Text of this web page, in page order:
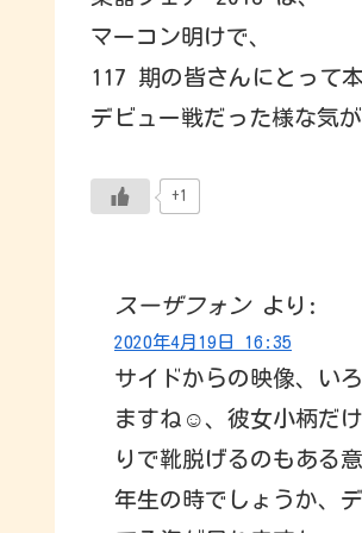
マーコン明けで、
117 期の皆さんにとって
デビュー戦だった様な気が
+1
スーザフォン より:
2020年4月19日 16:35
サイドからの映像、い
ますね☺️、彼女小柄だ
りで靴脱げるのもある
年生の時でしょうか、